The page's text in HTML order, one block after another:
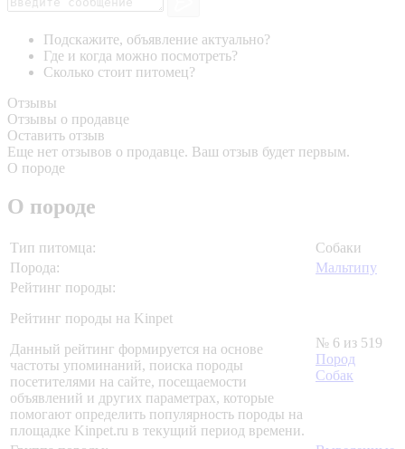
Подскажите, объявление актуально?
Где и когда можно посмотреть?
Сколько стоит питомец?
Отзывы
Отзывы о продавце
Оставить отзыв
Еще нет отзывов о продавце. Ваш отзыв будет первым.
О породе
О породе
Тип питомца:
Собаки
Порода:
Мальтипу
Рейтинг породы:
Рейтинг породы на Kinpet
Данный рейтинг формируется на основе
частоты упоминаний, поиска породы
посетителями на сайте, посещаемости
объявлений и других параметрах, которые
помогают определить популярность породы на
площадке Kinpet.ru в текущий период времени.
№ 6 из 519
Пород
Собак